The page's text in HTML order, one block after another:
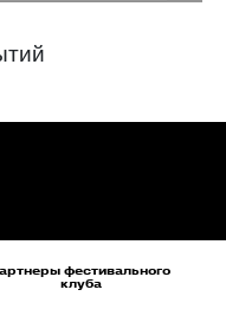
фестивального
клуба